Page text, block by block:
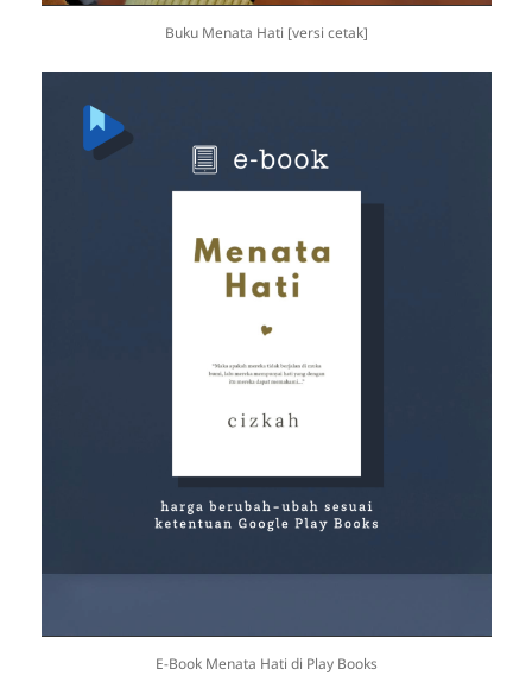
Buku Menata Hati [versi cetak]
E-Book Menata Hati di Play Books